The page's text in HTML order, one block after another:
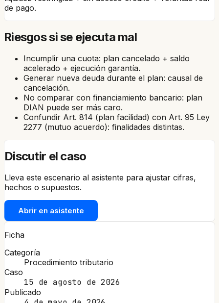
de pago.
Riesgos si se ejecuta mal
Incumplir una cuota: plan cancelado + saldo
acelerado + ejecución garantía.
Generar nueva deuda durante el plan: causal de
cancelación.
No comparar con financiamiento bancario: plan
DIAN puede ser más caro.
Confundir Art. 814 (plan facilidad) con Art. 95 Ley
2277 (mutuo acuerdo): finalidades distintas.
Discutir el caso
Lleva este escenario al asistente para ajustar cifras,
hechos o supuestos.
Abrir en asistente
Ficha
Categoría
Procedimiento tributario
Caso
15 de agosto de 2026
Publicado